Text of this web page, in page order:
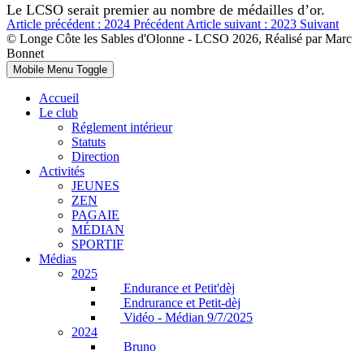
Le LCSO serait premier au nombre de médailles d’or.
Article précédent : 2024 Précédent Article suivant : 2023 Suivant
© Longe Côte les Sables d'Olonne - LCSO 2026, Réalisé par Marc
Bonnet
Mobile Menu Toggle
Accueil
Le club
Réglement intérieur
Statuts
Direction
Activités
JEUNES
ZEN
PAGAIE
MÉDIAN
SPORTIF
Médias
2025
Endurance et Petit'dèj
Endrurance et Petit-dèj
Vidéo - Médian 9/7/2025
2024
Bruno